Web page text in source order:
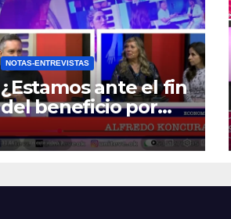
NOTAS-ENTREVISTAS
¿Estamos ante el fin
del beneficio por
Zona Fría?